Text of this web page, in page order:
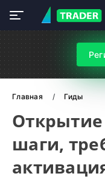
Главная Гиды
шаги,